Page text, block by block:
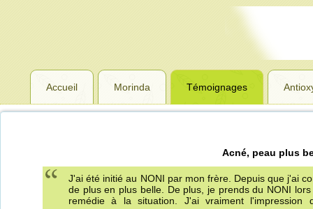
Accueil Morinda Témoignages
Acné, peau plus
J'ai été initié au NONI par mon frère. Depuis que j'ai
de plus en plus belle. De plus, je prends du NONI
remédie à la situation. J'ai vraiment